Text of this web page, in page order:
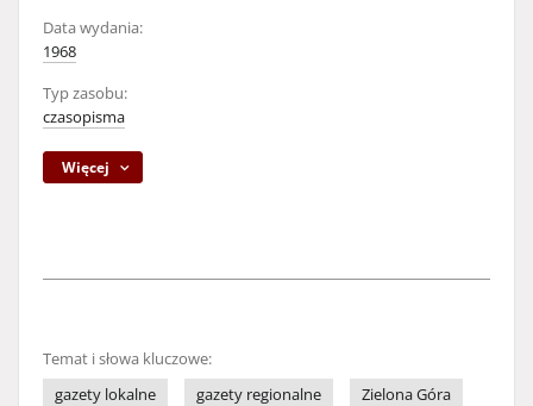
Data wydania:
1968
Typ zasobu:
czasopisma
Więcej
Temat i słowa kluczowe:
gazety lokalne
gazety regionalne
Zielona Góra